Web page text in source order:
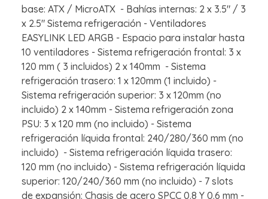
base: ATX / MicroATX - Bahías internas: 2 x 3.5" / 3
x 2.5" Sistema refrigeración - Ventiladores
EASYLINK LED ARGB - Espacio para instalar hasta
10 ventiladores - Sistema refrigeración frontal: 3 x
120 mm ( 3 incluidos) 2 x 140mm - Sistema
refrigeración trasero: 1 x 120mm (1 incluido) -
Sistema refrigeración superior: 3 x 120mm (no
incluido) 2 x 140mm - Sistema refrigeración zona
PSU: 3 x 120 mm (no incluido) - Sistema
refrigeración líquida frontal: 240/280/360 mm (no
incluido) - Sistema refrigeración líquida trasero:
120 mm (no incluido) - Sistema refrigeración líquida
superior: 120/240/360 mm (no incluido) - 7 slots
de expansión: Chasis de acero SPCC 0.8 Y 0.6 mm -